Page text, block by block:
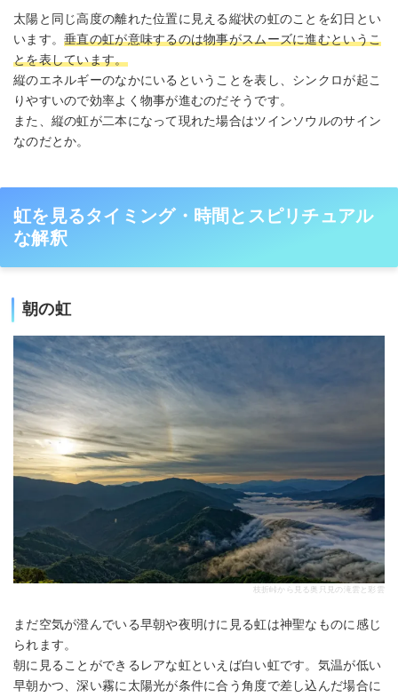
太陽と同じ高度の離れた位置に見える縦状の虹のことを幻日とい
います。垂直の虹が意味するのは物事がスムーズに進むというこ
とを表しています。
縦のエネルギーのなかにいるということを表し、シンクロが起こ
りやすいので効率よく物事が進むのだそうです。
また、縦の虹が二本になって現れた場合はツインソウルのサイン
なのだとか。
虹を見るタイミング・時間とスピリチュアル
な解釈
朝の虹
枝折峠から見る奥只見の滝雲と彩雲
まだ空気が澄んでいる早朝や夜明けに見る虹は神聖なものに感じ
られます。
朝に見ることができるレアな虹といえば白い虹です。気温が低い
早朝かつ、深い霧に太陽光が条件に合う角度で差し込んだ場合に